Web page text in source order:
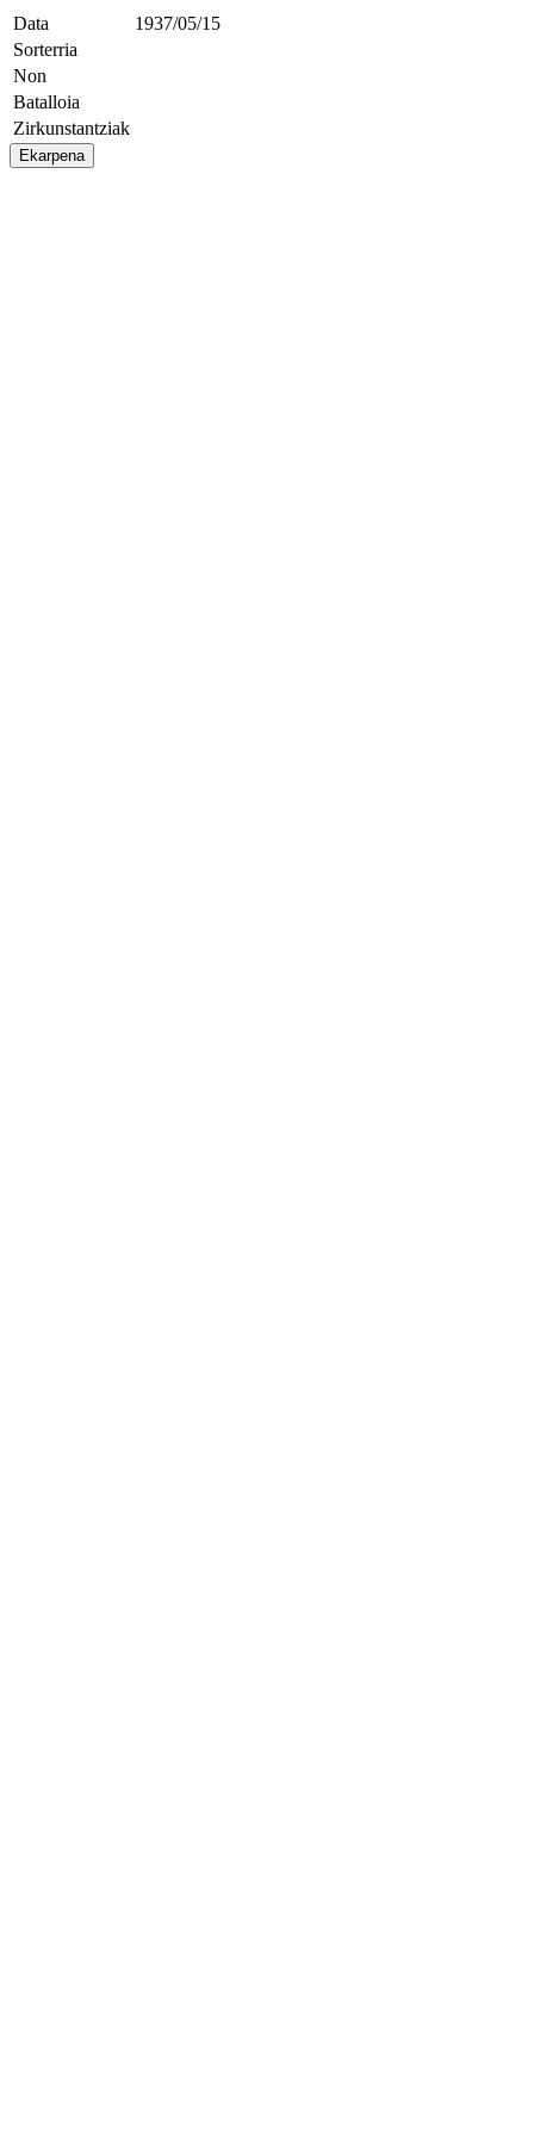
Data
1937/05/15
Sorterria
Non
Batalloia
Zirkunstantziak